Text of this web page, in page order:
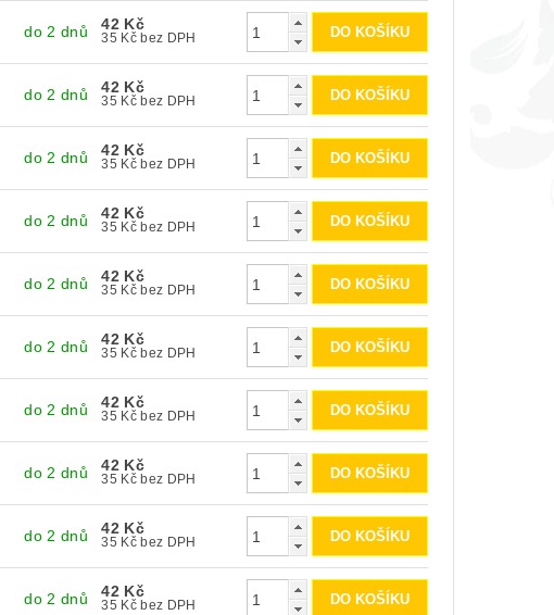
do 2 dnů 42 Kč
35 Kč bez DPH
do 2 dnů 42 Kč
35 Kč bez DPH
do 2 dnů 42 Kč
35 Kč bez DPH
do 2 dnů 42 Kč
35 Kč bez DPH
do 2 dnů 42 Kč
35 Kč bez DPH
do 2 dnů 42 Kč
35 Kč bez DPH
do 2 dnů 42 Kč
35 Kč bez DPH
do 2 dnů 42 Kč
35 Kč bez DPH
do 2 dnů 42 Kč
35 Kč bez DPH
do 2 dnů 42 Kč
35 Kč bez DPH